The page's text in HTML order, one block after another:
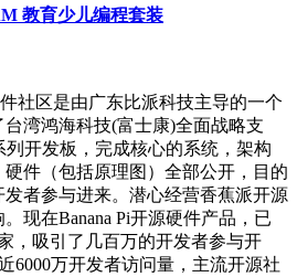
教育少儿编程套装
社区是由广东比派科技主导的一个
湾鸿海科技(富士康)全面战略支
列开发板，完成核心的系统，架构
件（包括原理图）全部公开，目的
者参与进来。潜心经营香蕉派开源
现在Banana Pi开源硬件产品，已
，吸引了几百万的开发者参与开
6000万开发者访问量，主流开源社